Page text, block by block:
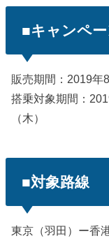
■キャンペ
販売期間：2019年
搭乗対象期間：
（木）
■対象路線
東京（羽田）ー香